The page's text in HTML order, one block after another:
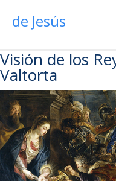
de Jesús
Visión de los
Valtorta